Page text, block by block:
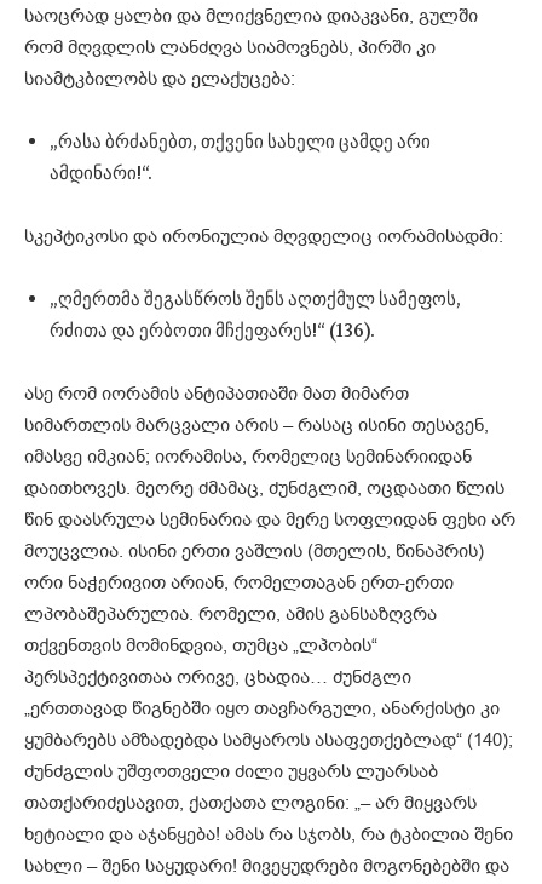
საოცრად ყალბი და მლიქვნელია დიაკვანი, გულში
რომ მღვდლის ლანძღვა სიამოვნებს, პირში კი
სიამტკბილობს და ელაქუცება:
„რასა ბრძანებთ, თქვენი სახელი ცამდე არი
ამდინარი!“.
სკეპტიკოსი და ირონიულია მღვდელიც იორამისადმი:
„ღმერთმა შეგასწროს შენს აღთქმულ სამეფოს,
რძითა და ერბოთი მჩქეფარეს!“ (136).
ასე რომ იორამის ანტიპათიაში მათ მიმართ
სიმართლის მარცვალი არის – რასაც ისინი თესავენ,
იმასვე იმკიან; იორამისა, რომელიც სემინარიიდან
დაითხოვეს. მეორე ძმამაც, ძუნძგლიმ, ოცდაათი წლის
წინ დაასრულა სემინარია და მერე სოფლიდან ფეხი არ
მოუცვლია. ისინი ერთი ვაშლის (მთელის, წინაპრის)
ორი ნაჭერივით არიან, რომელთაგან ერთ-ერთი
ლპობაშეპარულია. რომელი, ამის განსაზღვრა
თქვენთვის მომინდვია, თუმცა „ლპობის“
პერსპექტივითაა ორივე, ცხადია… ძუნძგლი
„ერთთავად წიგნებში იყო თავჩარგული, ანარქისტი კი
ყუმბარებს ამზადებდა სამყაროს ასაფეთქებლად“ (140);
ძუნძგლის უშფოთველი ძილი უყვარს ლუარსაბ
თათქარიძესავით, ქათქათა ლოგინი: „– არ მიყვარს
ხეტიალი და აჯანყება! ამას რა სჯობს, რა ტკბილია შენი
სახლი – შენი საყუდარი! მივეყუდრები მოგონებებში და